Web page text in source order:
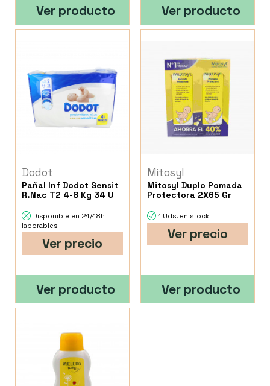
Ver producto Ver producto
Dodot
Pañal Inf Dodot Sensit
R.Nac T2 4-8 Kg 34 U
Disponible en 24/48h
laborables
Ver precio
Ver producto
Mitosyl
Mitosyl Duplo Pomada
Protectora 2X65 Gr
1 Uds. en stock
Ver precio
Ver producto